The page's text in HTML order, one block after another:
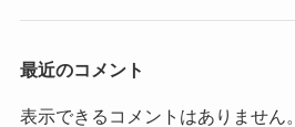
最近のコメント
表示できるコメントはありません。